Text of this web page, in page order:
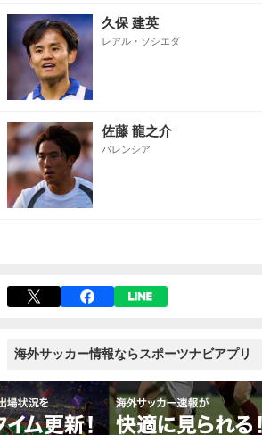
久保 建英
レアル・ソシエダ
佐藤 龍之介
バレンシア
海外サッカー情報ならスポーツナビアプリ